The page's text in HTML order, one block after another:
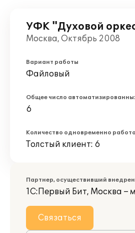
УФК "Духовой
Москва, Октябрь 2008
Вариант работы
Файловый
Общее число
6
Количество одновременно
Толстый клиент: 6
Партнер, осуществивший
1С:Первый Бит, Москва –
Связаться